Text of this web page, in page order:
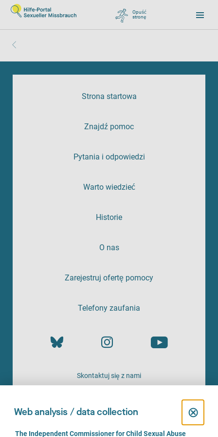
Opuść
stronę
Strona startowa
Znajdź pomoc
Pytania i odpowiedzi
Warto wiedzieć
Historie
O nas
Zarejestruj ofertę pomocy
Telefony zaufania
Skontaktuj się z nami
OFERTA
Web analysis / data collection ⊗
C
l
C
The Independent Commissioner for Child Sexual Abuse